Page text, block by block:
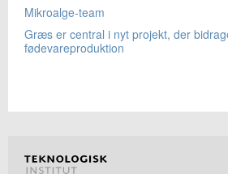
Mikroalge-team
Græs er central i nyt projekt, der
fødevareproduktion